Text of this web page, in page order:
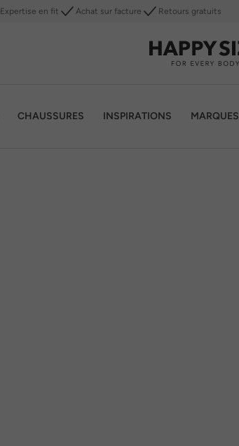
Expertise en fit Achat sur facture Retours gratuits
CHAUSSURES INSPIRATIONS MARQUES